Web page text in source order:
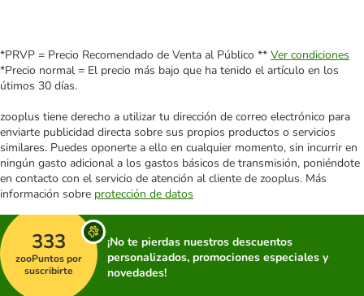
*PRVP = Precio Recomendado de Venta al Público ** Ver condiciones
*Precio normal = El precio más bajo que ha tenido el artículo en los
útimos 30 días.
zooplus tiene derecho a utilizar tu dirección de correo electrónico para
enviarte publicidad directa sobre sus propios productos o servicios
similares. Puedes oponerte a ello en cualquier momento, sin incurrir en
ningún gasto adicional a los gastos básicos de transmisión, poniéndote
en contacto con el servicio de atención al cliente de zooplus. Más
información sobre protección de datos
333
zooPuntos por
suscribirte
¡No te pierdas nuestros descuentos
personalizados, promociones especiales y
novedades!